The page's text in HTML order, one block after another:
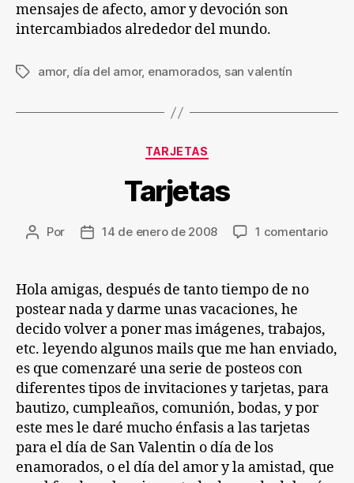
mensajes de afecto, amor y devoción son
intercambiados alrededor del mundo.
Etiquetas
amor, día del amor, enamorados, san valentín
Categorías
TARJETAS
Tarjetas
Autor
entrada
Por
Fecha
entrada
14 de enero de 2008 1 comentarioen
Hola amigas, después de tanto tiempo de no
postear nada y darme unas vacaciones, he
decido volver a poner mas imágenes, trabajos,
etc. leyendo algunos mails que me han enviado,
es que comenzaré una serie de posteos con
diferentes tipos de invitaciones y tarjetas, para
bautizo, cumpleaños, comunión, bodas, y por
este mes le daré mucho énfasis a las tarjetas
para el día de San Valentin o día de los
enamorados, o el día del amor y la amistad, que